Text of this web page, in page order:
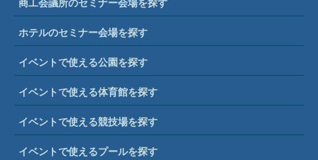
商工会議所のセミナー会場を探す
ホテルのセミナー会場を探す
イベントで使える公園を探す
イベントで使える体育館を探す
イベントで使える競技場を探す
イベントで使えるプールを探す